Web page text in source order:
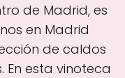
de Madrid, es
en Madrid
de caldos
En esta vinoteca